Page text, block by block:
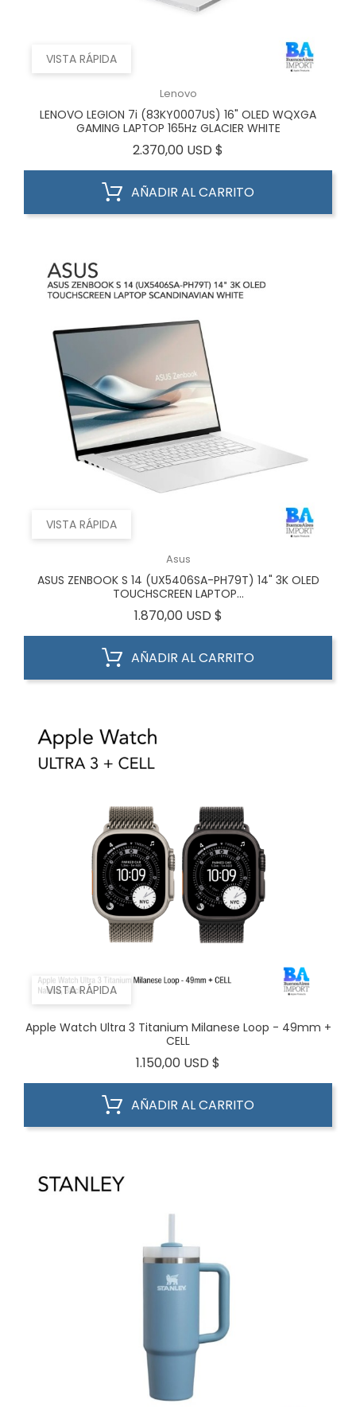
VISTA RÁPIDA
Lenovo
LENOVO LEGION 7i (83KY0007US) 16" OLED WQXGA
GAMING LAPTOP 165Hz GLACIER WHITE
2.370,00 USD $
AÑADIR AL CARRITO
VISTA RÁPIDA
Asus
ASUS ZENBOOK S 14 (UX5406SA-PH79T) 14" 3K OLED
TOUCHSCREEN LAPTOP...
1.870,00 USD $
AÑADIR AL CARRITO
VISTA RÁPIDA
Apple Watch Ultra 3 Titanium Milanese Loop - 49mm +
CELL
1.150,00 USD $
AÑADIR AL CARRITO